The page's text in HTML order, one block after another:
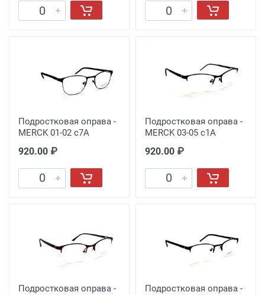
Подростковая оправа -
MERCK 01-02 с7A
920.00 ₽
Подростковая оправа -
MERCK 03-05 с1A
920.00 ₽
Подростковая оправа -
Подростковая оправа -